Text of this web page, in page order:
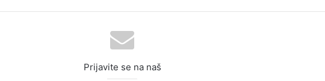
Prijavite se na naš